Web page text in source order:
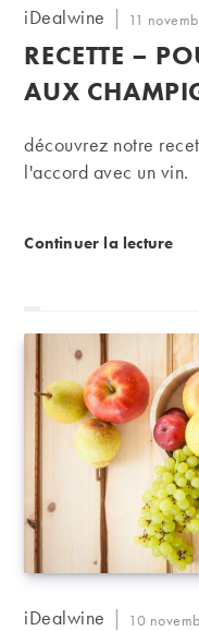
Auteur/autrice
la
publication :
iDealwine
Publication
publiée :
11
RECETTE –
AUX
découvrez notre
l'accord avec un vin.
Continuer la lecture
Auteur/autrice
iDealwine
Publication
10